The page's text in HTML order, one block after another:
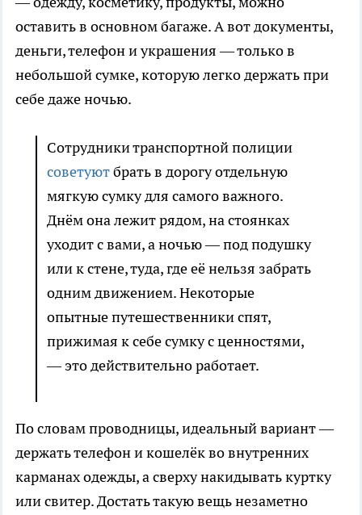
оставить в основном багаже. А вот документы,
деньги, телефон и украшения — только в
небольшой сумке, которую легко держать при
себе даже ночью.
Сотрудники транспортной полиции
советуютбрать в дорогу отдельную
мягкую сумку для самого важного.
Днём она лежит рядом, на стоянках
уходит с вами, а ночью — под подушку
или к стене, туда, где её нельзя забрать
одним движением. Некоторые
опытные путешественники спят,
прижимая к себе сумку с ценностями,
— это действительно работает.
По словам проводницы, идеальный вариант —
держать телефон и кошелёк во внутренних
карманах одежды, а сверху накидывать куртку
или свитер. Достать такую вещь незаметно